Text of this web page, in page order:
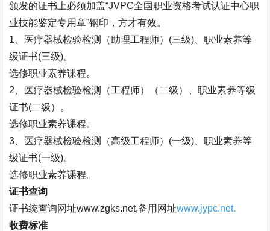
颁发的证书上必须加盖“JVPC全国职业资格考试认证中心职
业技能鉴定专用章”钢印，方才有效。
1 、医疗器械检验检测（助理工程师） (三级) 、职业素养等
级证书(三级)。
选修职业素养课程。
2 、医疗器械检验检测（工程师）（二级）、职业素养等级
证书(二级）。
选修职业素养课程。
3 、医疗器械检验检测（高级工程师） (一级) 、职业素养等
级证书(一级)。
选修职业素养课程。
证书查询
证书统查询网址www.zgks.net,备用网址www.jypc.net.
收费标准